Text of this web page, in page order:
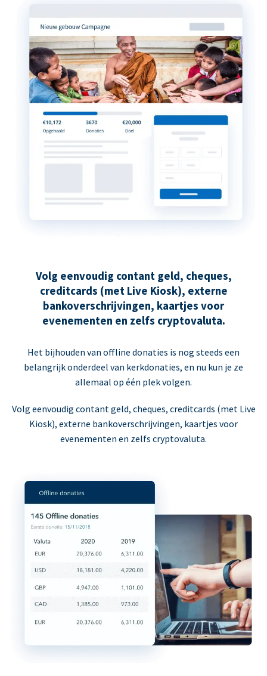
Volg eenvoudig contant geld, cheques,
creditcards (met Live Kiosk), externe
bankoverschrijvingen, kaartjes voor
evenementen en zelfs cryptovaluta.
Het bijhouden van offline donaties is nog steeds een
belangrijk onderdeel van kerkdonaties, en nu kun je ze
allemaal op één plek volgen.
Volg eenvoudig contant geld, cheques, creditcards (met Live
Kiosk), externe bankoverschrijvingen, kaartjes voor
evenementen en zelfs cryptovaluta.